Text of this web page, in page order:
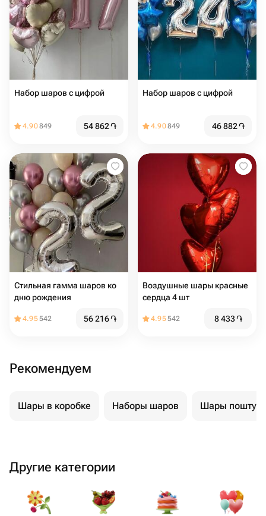
Набор шаров с цифрой
4.90849 54 862֏
Набор шаров с цифрой
4.90849 46 882֏
Стильная гамма шаров ко
дню рождения
4.95542 56 216֏
Воздушные шары красные
сердца 4 шт
4.95542 8 433֏
Рекомендуем
Шары в коробке Наборы шаров Шары
Другие категории